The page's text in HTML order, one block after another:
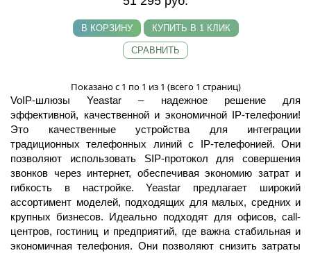
В КОРЗИНУ КУПИТЬ В 1 КЛИК
СРАВНИТЬ
Показано с 1 по 1 из 1 (всего 1 страниц)
VoIP-шлюзы Yeastar – надежное решение для
эффективной, качественной и экономичной IP-телефонии!
Это качественные устройства для интеграции
традиционных телефонных линий с IP-телефонией. Они
позволяют использовать SIP-протокол для совершения
звонков через интернет, обеспечивая экономию затрат и
гибкость в настройке. Yeastar предлагает широкий
ассортимент моделей, подходящих для малых, средних и
крупных бизнесов. Идеально подходят для офисов, call-
центров, гостиниц и предприятий, где важна стабильная и
экономичная телефония. Они позволяют снизить затраты